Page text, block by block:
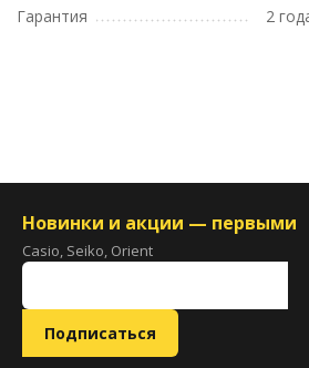
Гарантия
2
Новинки и акции — первыми
Casio, Seiko, Orient